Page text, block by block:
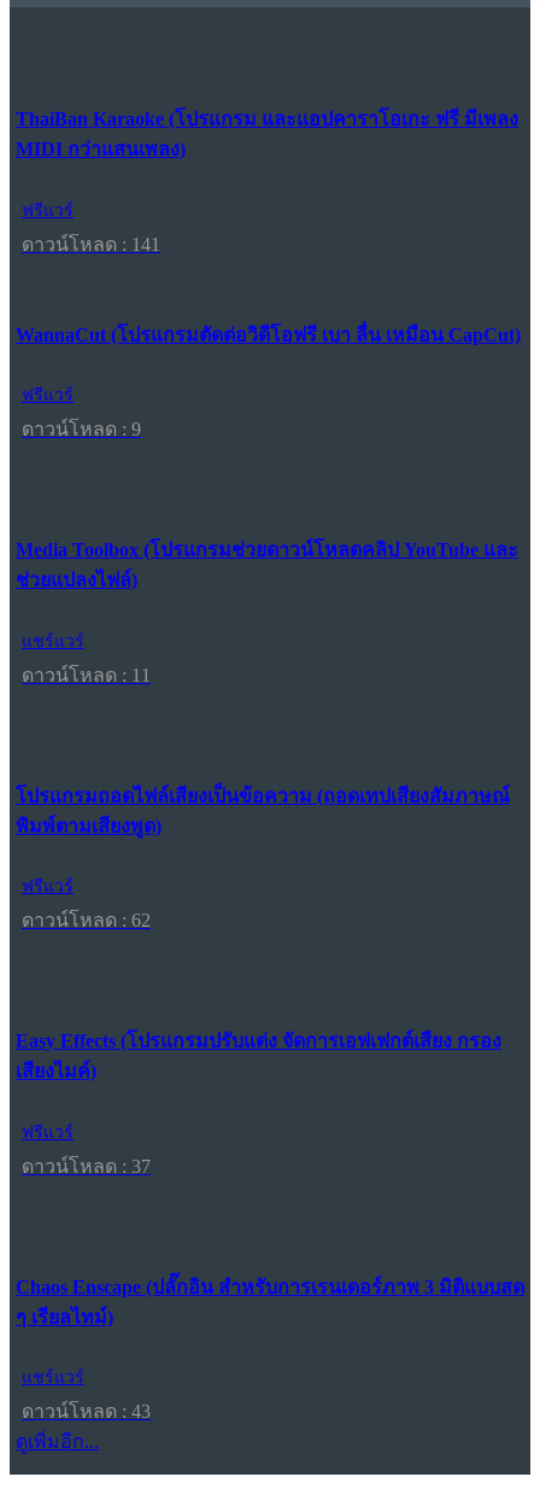
ThaiBan Karaoke (โปรแกรม และแอปคาราโอเกะ ฟรี มีเพลง
MIDI กว่าแสนเพลง)
ฟรีแวร์
ดาวน์โหลด : 141
WannaCut (โปรแกรมตัดต่อวิดีโอฟรี เบา ลื่น เหมือน CapCut)
ฟรีแวร์
ดาวน์โหลด : 9
Media Toolbox (โปรแกรมช่วยดาวน์โหลดคลิป YouTube และ
ช่วยแปลงไฟล์)
แชร์แวร์
ดาวน์โหลด : 11
โปรแกรมถอดไฟล์เสียงเป็นข้อความ (ถอดเทปเสียงสัมภาษณ์
พิมพ์ตามเสียงพูด)
ฟรีแวร์
ดาวน์โหลด : 62
Easy Effects (โปรแกรมปรับแต่ง จัดการเอฟเฟกต์เสียง กรอง
เสียงไมค์)
ฟรีแวร์
ดาวน์โหลด : 37
Chaos Enscape (ปลั๊กอิน สำหรับการเรนเดอร์ภาพ 3 มิติแบบสด
ๆ เรียลไทม์)
แชร์แวร์
ดาวน์โหลด : 43
ดูเพิ่มอีก...